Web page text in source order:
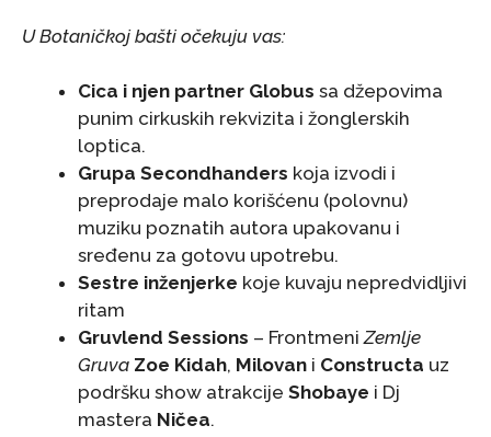
U Botaničkoj bašti očekuju vas:
Cica i njen partner Globus sa džepovima
punim cirkuskih rekvizita i žonglerskih
loptica.
Grupa Secondhanders koja izvodi i
preprodaje malo korišćenu (polovnu)
muziku poznatih autora upakovanu i
sređenu za gotovu upotrebu.
Sestre inženjerke koje kuvaju nepredvidljivi
ritam
Gruvlend Sessions – FrontmeniZemlje
Gruva Zoe Kidah, Milovan i Constructa uz
podršku show atrakcije Shobaye i Dj
mastera Ničea.